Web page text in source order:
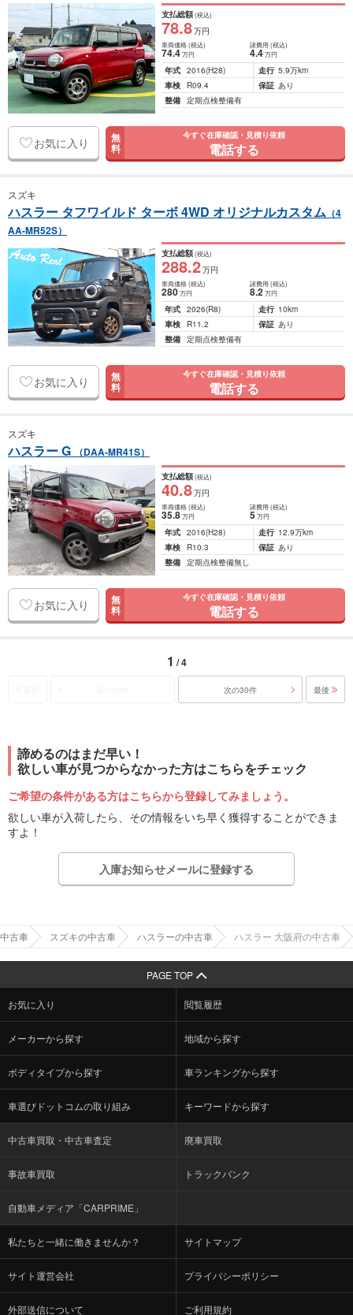
支払総額(税込)
78.8万円
車両価格(税込)
74.4万円
諸費用 (税込)
4.4 万円
年式 2016(H28) 走行 5.9万km
車検
R09.4 保証 あり
整備 定期点検整備有
お気に入り 無
料
今すぐ在庫確認・見積り依頼
電話する
スズキ
ハスラー タフワイルド ターボ 4WD オリジナルカスタム （4
AA-MR52S）
支払総額(税込)
288.2万円
車両価格(税込)
280万円
諸費用 (税込)
8.2 万円
年式 2026(R8) 走行 10km
車検
R11.2 保証 あり
整備 定期点検整備有
お気に入り 無
料
今すぐ在庫確認・見積り依頼
電話する
スズキ
ハスラー G （DAA-MR41S）
支払総額(税込)
40.8万円
車両価格(税込)
35.8万円
諸費用 (税込)
5 万円
年式 2016(H28) 走行 12.9万km
車検
R10.3 保証 あり
整備 定期点検整備無し
お気に入り 無
料
今すぐ在庫確認・見積り依頼
電話する
1 / 4
次の30件 最後
諦めるのはまだ早い！
欲しい車が見つからなかった方はこちらをチェック
ご希望の条件がある方はこちらから登録してみましょう。
欲しい車が入荷したら、その情報をいち早く獲得することができま
すよ！
入庫お知らせメールに登録する
中古車 スズキの中古車 ハスラーの中古車 ハスラー 大阪府の中古車
PAGE TOP
お気に入り 閲覧履歴
メーカーから探す 地域から探す
ボディタイプから探す 車ランキングから探す
車選びドットコムの取り組み キーワードから探す
中古車買取・中古車査定 廃車買取
事故車買取 トラックバンク
自動車メディア「CARPRIME」
私たちと一緒に働きませんか？ サイトマップ
サイト運営会社 プライバシーポリシー
外部送信について ご利用規約